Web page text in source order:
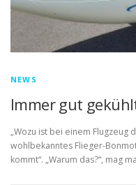
NEWS
Immer gut
„Wozu ist bei einem Flugzeug
wohlbekanntes Flieger-
kommt“. „Warum das?“, mag